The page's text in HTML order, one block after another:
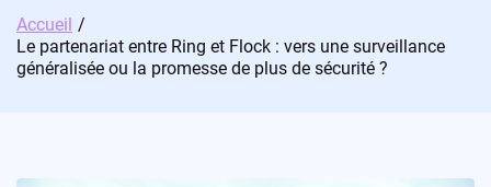
Accueil
Le partenariat entre Ring et Flock : vers une surveillance
généralisée ou la promesse de plus de sécurité ?